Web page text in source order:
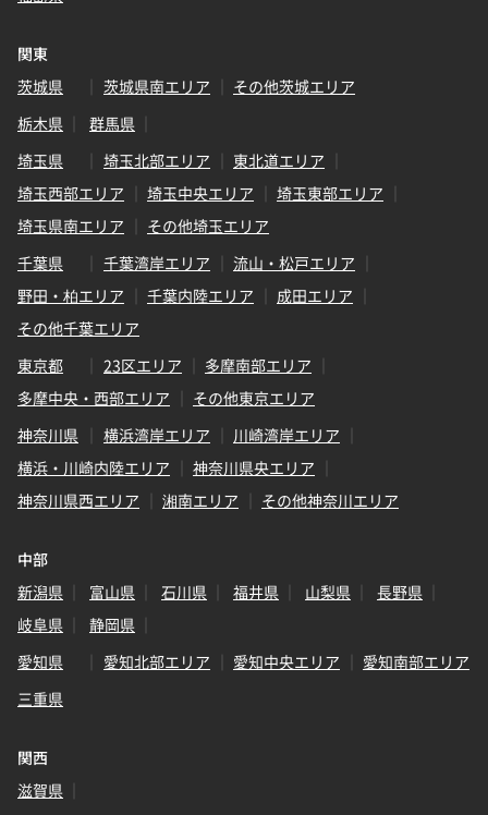
関東
茨城県
茨城県南エリア
その他茨城エリア
栃木県
群馬県
埼玉県
埼玉北部エリア
東北道エリア
埼玉西部エリア
埼玉中央エリア
埼玉東部エリア
埼玉県南エリア
その他埼玉エリア
千葉県
千葉湾岸エリア
流山・松戸エリア
野田・柏エリア
千葉内陸エリア
成田エリア
その他千葉エリア
東京都
23区エリア
多摩南部エリア
多摩中央・西部エリア
その他東京エリア
神奈川県
横浜湾岸エリア
川崎湾岸エリア
横浜・川崎内陸エリア
神奈川県央エリア
神奈川県西エリア
湘南エリア その他神奈川エリア
中部
新潟県
富山県 石川県 福井県 山梨県
長野県
岐阜県
静岡県
愛知県
愛知北部エリア 愛知中央エリア
愛知南部エリア
三重県
関西
滋賀県